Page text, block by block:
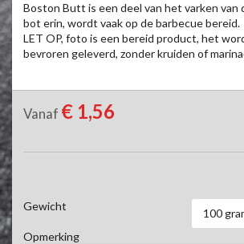
Boston Butt is een deel van het varken van
bot erin, wordt vaak op de barbecue bereid.
LET OP, foto is een bereid product, het
bevroren geleverd, zonder kruiden of
Vanaf € 1,56
Gewicht
100
Opmerking